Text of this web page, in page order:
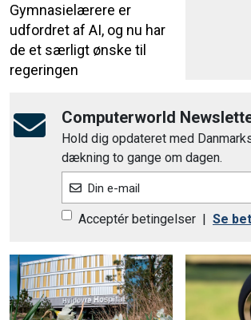
Gymnasielærere er
udfordret af AI, og nu har
de et særligt ønske til
regeringen
Computerworld
Hold dig opdateret med
dækning to gange om dagen.
Din e-mail
Acceptér betingelser Se